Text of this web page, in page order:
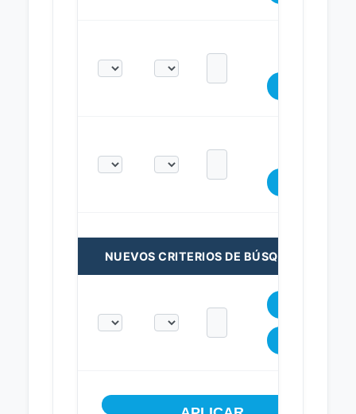
NUEVOS CRITERIOS DE BÚSQUEDA: